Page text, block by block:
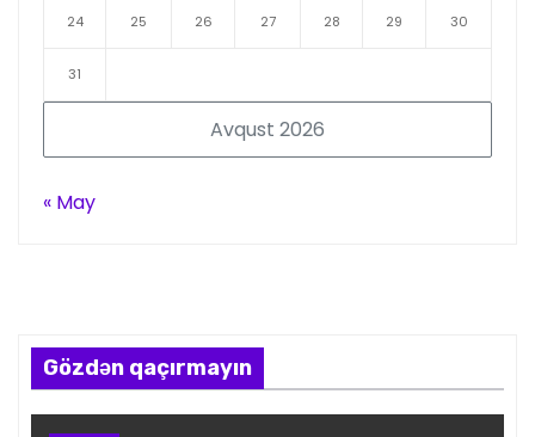
Avqust 2026
24 25 26 27 28 29 30
31
« May
Gözdən qaçırmayın